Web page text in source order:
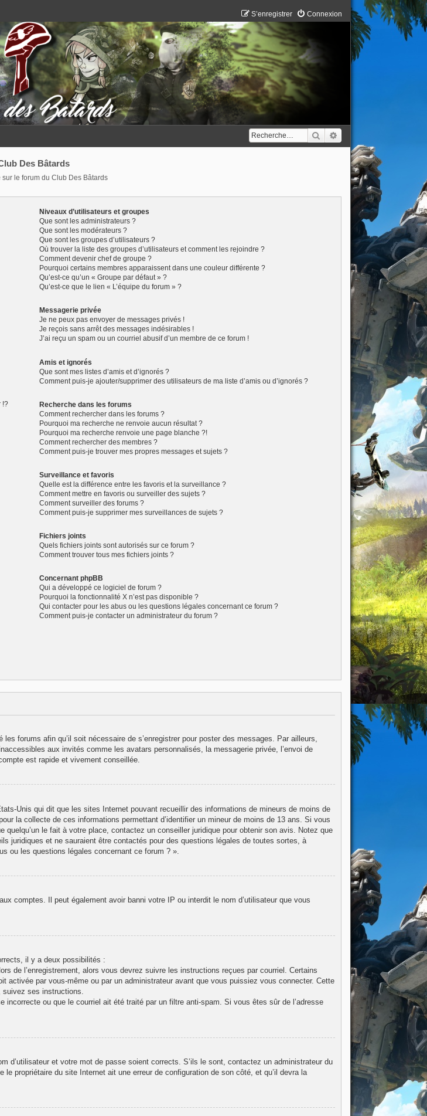
Connexion
S’enregistrer
Rechercher
Des Bâtards
sur le forum du Club Des Bâtards
!?
Niveaux d’utilisateurs et groupes
Que sont les administrateurs ?
Que sont les modérateurs ?
Que sont les groupes d’utilisateurs ?
Où trouver la liste des groupes d’utilisateurs et comment les rejoindre ?
Comment devenir chef de groupe ?
Pourquoi certains membres apparaissent dans une couleur différente ?
Qu’est-ce qu’un « Groupe par défaut » ?
Qu’est-ce que le lien « L’équipe du forum » ?
Messagerie privée
Je ne peux pas envoyer de messages privés !
Je reçois sans arrêt des messages indésirables !
J’ai reçu un spam ou un courriel abusif d’un membre de ce forum !
Amis et ignorés
Que sont mes listes d’amis et d’ignorés ?
Comment puis-je ajouter/supprimer des utilisateurs de ma liste d’amis ou d’ignorés ?
Recherche dans les forums
Comment rechercher dans les forums ?
Pourquoi ma recherche ne renvoie aucun résultat ?
Pourquoi ma recherche renvoie une page blanche ?!
Comment rechercher des membres ?
Comment puis-je trouver mes propres messages et sujets ?
Surveillance et favoris
Quelle est la différence entre les favoris et la surveillance ?
Comment mettre en favoris ou surveiller des sujets ?
Comment surveiller des forums ?
Comment puis-je supprimer mes surveillances de sujets ?
Fichiers joints
Quels fichiers joints sont autorisés sur ce forum ?
Comment trouver tous mes fichiers joints ?
Concernant phpBB
Qui a développé ce logiciel de forum ?
Pourquoi la fonctionnalité X n’est pas disponible ?
Qui contacter pour les abus ou les questions légales concernant ce forum ?
Comment puis-je contacter un administrateur du forum ?
forums afin qu’il soit nécessaire de s’enregistrer pour poster des messages. Par ailleurs,
aux invités comme les avatars personnalisés, la messagerie privée, l’envoi de
est rapide et vivement conseillée.
Unis qui dit que les sites Internet pouvant recueillir des informations de mineurs de moins de
la collecte de ces informations permettant d’identifier un mineur de moins de 13 ans. Si vous
quelqu’un le fait à votre place, contactez un conseiller juridique pour obtenir son avis. Notez que
juridiques et ne sauraient être contactés pour des questions légales de toutes sortes, à
ou les questions légales concernant ce forum ? ».
comptes. Il peut également avoir banni votre IP ou interdit le nom d’utilisateur que vous
il y a deux possibilités :
de l’enregistrement, alors vous devrez suivre les instructions reçues par courriel. Certains
activée par vous-même ou par un administrateur avant que vous puissiez vous connecter. Cette
suivez ses instructions.
ou que le courriel ait été traité par un filtre anti-spam. Si vous êtes sûr de l’adresse
d’utilisateur et votre mot de passe soient corrects. S’ils le sont, contactez un administrateur du
propriétaire du site Internet ait une erreur de configuration de son côté, et qu’il devra la